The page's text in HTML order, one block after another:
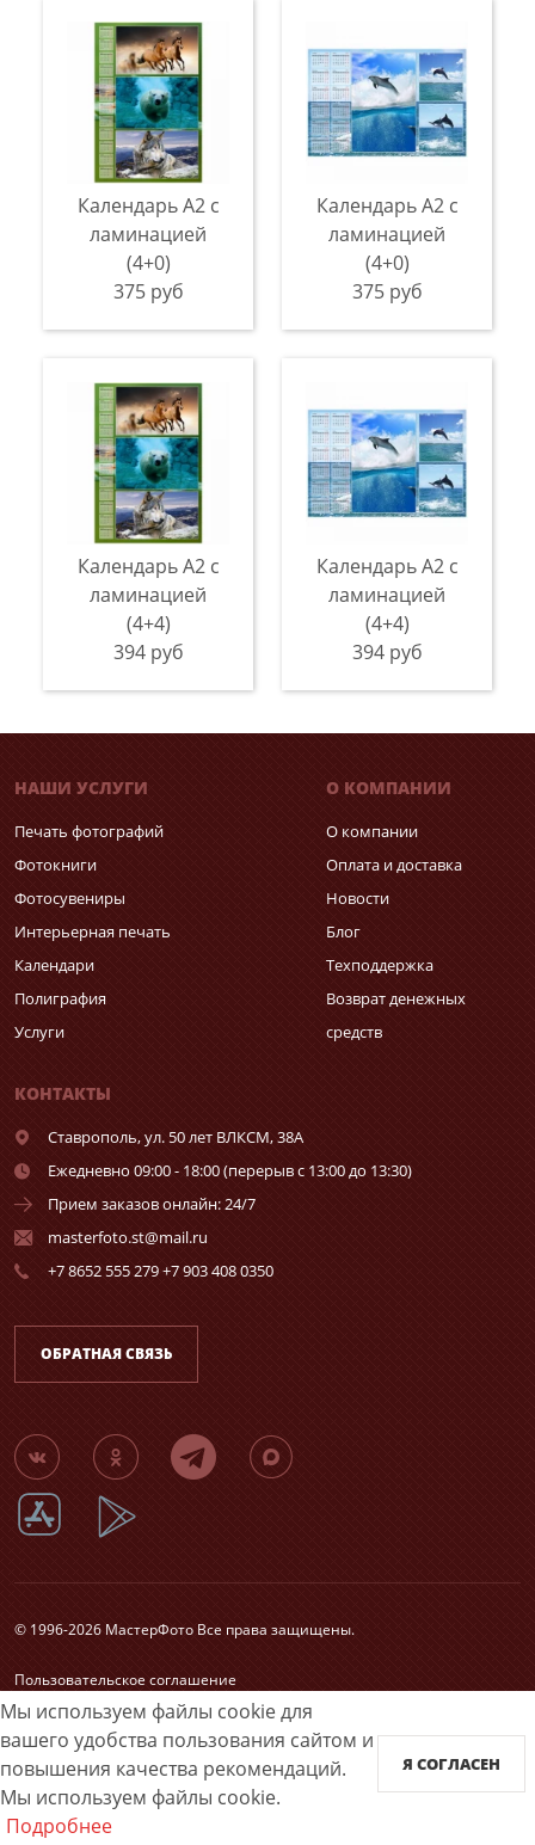
Календарь А2 с
ламинацией
(4+0)
375 руб
Календарь А2 с
ламинацией
(4+0)
375 руб
Календарь А2 с
ламинацией
(4+4)
394 руб
Календарь А2 с
ламинацией
(4+4)
394 руб
Мы используем файлы cookie для
вашего удобства пользования сайтом и
повышения качества рекомендаций.
Мы используем файлы cookie.
Подробнее
Я СОГЛАСЕН
НАШИ УСЛУГИ
Печать фотографий
Фотокниги
Фотосувениры
Интерьерная печать
Календари
Полиграфия
Услуги
О КОМПАНИИ
О компании
Оплата и доставка
Новости
Блог
Техподдержка
Возврат денежных
средств
КОНТАКТЫ
Ставрополь,ул. 50 лет ВЛКСМ, 38А
Ежедневно 09:00 - 18:00 (перерыв с 13:00 до 13:30)
Прием заказов онлайн: 24/7
masterfoto.st@mail.ru
+7 8652 555 279 +7 903 408 0350
ОБРАТНАЯ СВЯЗЬ
© 1996-2026 МастерФото Все права защищены.
Пользовательское соглашение
Согласие на обработку персональных данных
Карта сайта
Принимаем к оплате